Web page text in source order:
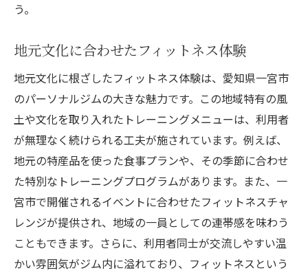
う。
地元文化に合わせたフィットネス体験
地元文化に根ざしたフィットネス体験は、愛知県一宮市
のパーソナルジムの大きな魅力です。この地域特有の風
土や文化を取り入れたトレーニングメニューは、利用者
が無理なく続けられる工夫が施されています。例えば、
地元の特産品を使った食事プランや、その季節に合わせ
た特別なトレーニングプログラムがあります。また、一
宮市で開催されるイベントに合わせたフィットネスチャ
レンジが提供され、地域の一員としての連帯感を味わう
こともできます。さらに、利用者同士が交流しやすい温
かい雰囲気がジム内に溢れており、フィットネスという